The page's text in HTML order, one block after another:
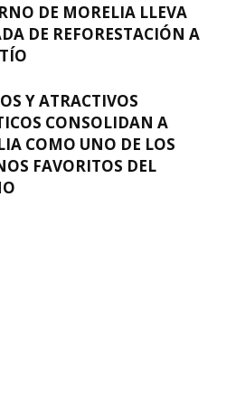
DE MORELIA LLEVA
DE REFORESTACIÓN A
Y ATRACTIVOS
CONSOLIDAN A
COMO UNO DE LOS
FAVORITOS DEL